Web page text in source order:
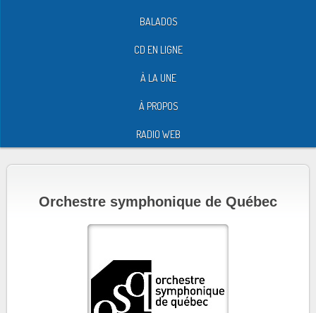
BALADOS
CD EN LIGNE
À LA UNE
À PROPOS
RADIO WEB
Orchestre symphonique de Québec